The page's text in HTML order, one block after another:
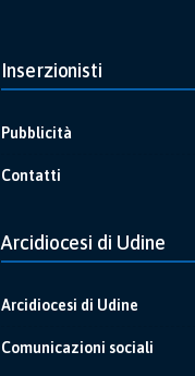
Inserzionisti
Pubblicità
Contatti
Arcidiocesi di Udine
Arcidiocesi di Udine
Comunicazioni sociali